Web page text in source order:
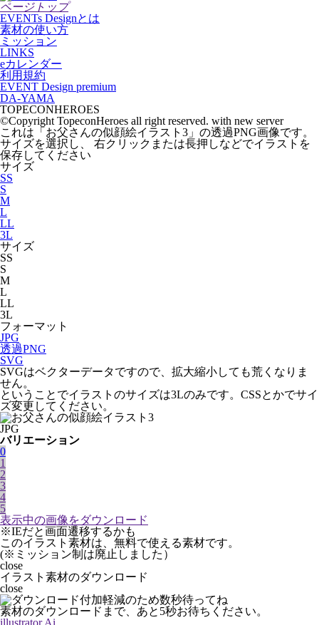
ページトップ
EVENTs Designとは
素材の使い方
ミッション
LINKS
eカレンダー
利用規約
EVENT Design premium
DA-YAMA
TOPECONHEROES
©Copyright TopeconHeroes all right reserved. with new server
これは「 お父さんの似顔絵イラスト3 」の透過PNG画像です。
サイズを選択し、 右クリックまたは長押しなどでイラストを
保存してください
サイズ
SS
S
M
L
LL
3L
サイズ
SS
S
M
L
LL
3L
フォーマット
JPG
透過PNG
SVG
SVGはベクターデータですので、拡大縮小しても荒くなりま
せん。
ということでイラストのサイズは3Lのみです。CSSとかでサイ
ズ変更してください。
JPG
バリエーション
0
1
2
3
4
5
表示中の画像をダウンロード
※IEだと画面遷移するかも
このイラスト素材は、無料で使える素材です。
(※ミッション制は廃止しました）
close
イラスト素材のダウンロード
close
素材のダウンロードまで、あと 5秒お待ちください。
illustrator Ai